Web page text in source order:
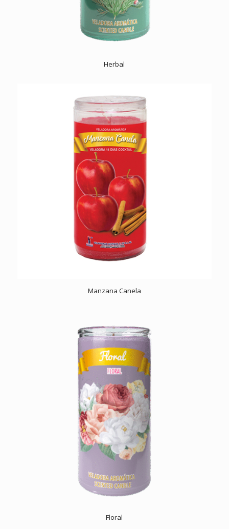
Herbal
Manzana Canela
Floral